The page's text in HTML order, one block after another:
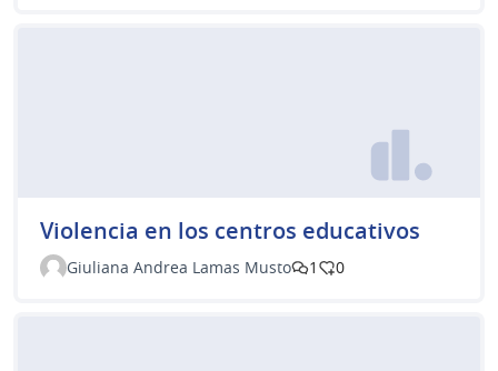
Violencia en los centros educativos
Giuliana Andrea Lamas Musto 1 0